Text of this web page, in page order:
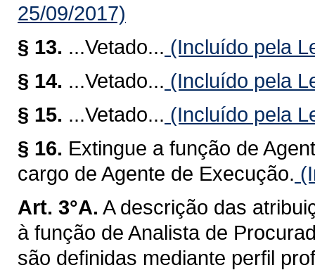
25/09/2017)
§ 13. ...Vetado... (Incluído pela
§ 14. ...Vetado... (Incluído pela
§ 15. ...Vetado... (Incluído pela
§ 16. Extingue a função de
cargo de Agente de Execução.
Art. 3°A. A descrição das
à função de Analista de
são definidas mediante perfil